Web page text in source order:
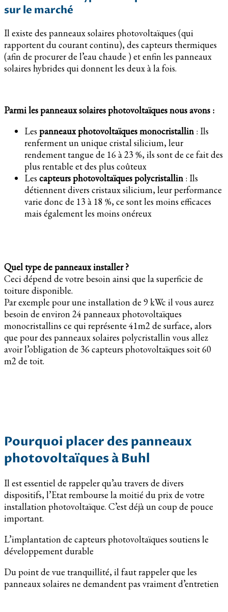
sur le marché
Il existe des panneaux solaires photovoltaïques (qui
rapportent du courant continu), des capteurs thermiques
(afin de procurer de l’eau chaude ) et enfin les panneaux
solaires hybrides qui donnent les deux à la fois.
Parmi les panneaux solaires photovoltaïques nous avons :
Les panneaux photovoltaïques monocristallin : Ils
renferment un unique cristal silicium, leur
rendement tangue de 16 à 23 %, ils sont de ce fait des
plus rentable et des plus coûteux
Les capteurs photovoltaïques polycristallin : Ils
détiennent divers cristaux silicium, leur performance
varie donc de 13 à 18 %, ce sont les moins efficaces
mais également les moins onéreux
Quel type de panneaux installer ?
Ceci dépend de votre besoin ainsi que la superficie de
toiture disponible.
Par exemple pour une installation de 9 kWc il vous aurez
besoin de environ 24 panneaux photovoltaïques
monocristallins ce qui représente 41m2 de surface, alors
que pour des panneaux solaires polycristallin vous allez
avoir l’obligation de 36 capteurs photovoltaïques soit 60
m2 de toit.
Pourquoi placer des panneaux
photovoltaïques à Buhl
Il est essentiel de rappeler qu’au travers de divers
dispositifs, l’Etat rembourse la moitié du prix de votre
installation photovoltaïque. C’est déjà un coup de pouce
important.
L’implantation de capteurs photovoltaïques soutiens le
développement durable
Du point de vue tranquillité, il faut rappeler que les
panneaux solaires ne demandent pas vraiment d’entretien